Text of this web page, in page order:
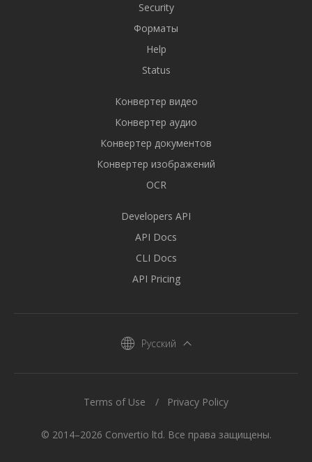
Security
Форматы
Help
Status
Конвертер видео
Конвертер аудио
Конвертер документов
Конвертер изображений
OCR
Developers API
API Docs
CLI Docs
API Pricing
Русский
© 2014–2026 Convertio ltd. Все права защищены.
Terms of Use Privacy Policy